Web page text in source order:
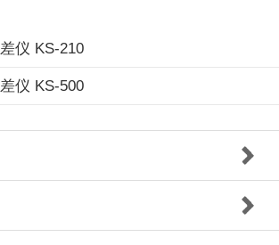
仪 KS-210
仪 KS-500